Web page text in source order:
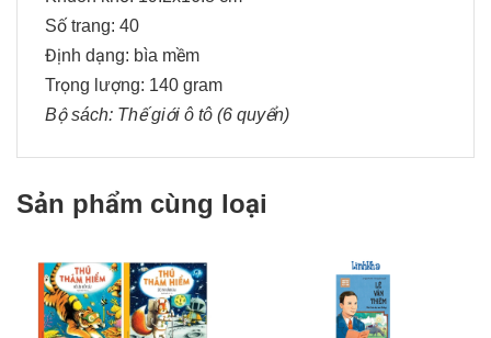
Số trang: 40
Định dạng: bìa mềm
Trọng lượng: 140 gram
Bộ sách: Thế giới ô tô (6 quyển)
Sản phẩm cùng loại